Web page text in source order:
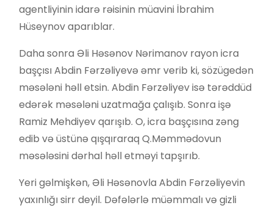
agentliyinin idarə rəisinin müavini İbrahim
Hüseynov aparıblar.
Daha sonra Əli Həsənov Nərimanov rayon icra
başçısı Abdin Fərzəliyevə əmr verib ki, sözügedən
məsələni həll etsin. Abdin Fərzəliyev isə tərəddüd
edərək məsələni uzatmağa çalışıb. Sonra işə
Ramiz Mehdiyev qarışıb. O, icra başçısına zəng
edib və üstünə qışqıraraq Q.Məmmədovun
məsələsini dərhal həll etməyi tapşırıb.
Yeri gəlmişkən, Əli Həsənovla Abdin Fərzəliyevin
yaxınlığı sirr deyil. Dəfələrlə müəmmalı və gizli